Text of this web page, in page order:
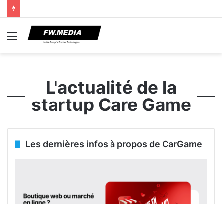
Menu
L'actualité de la
startup Care Game
Les dernières infos à propos de CarGame